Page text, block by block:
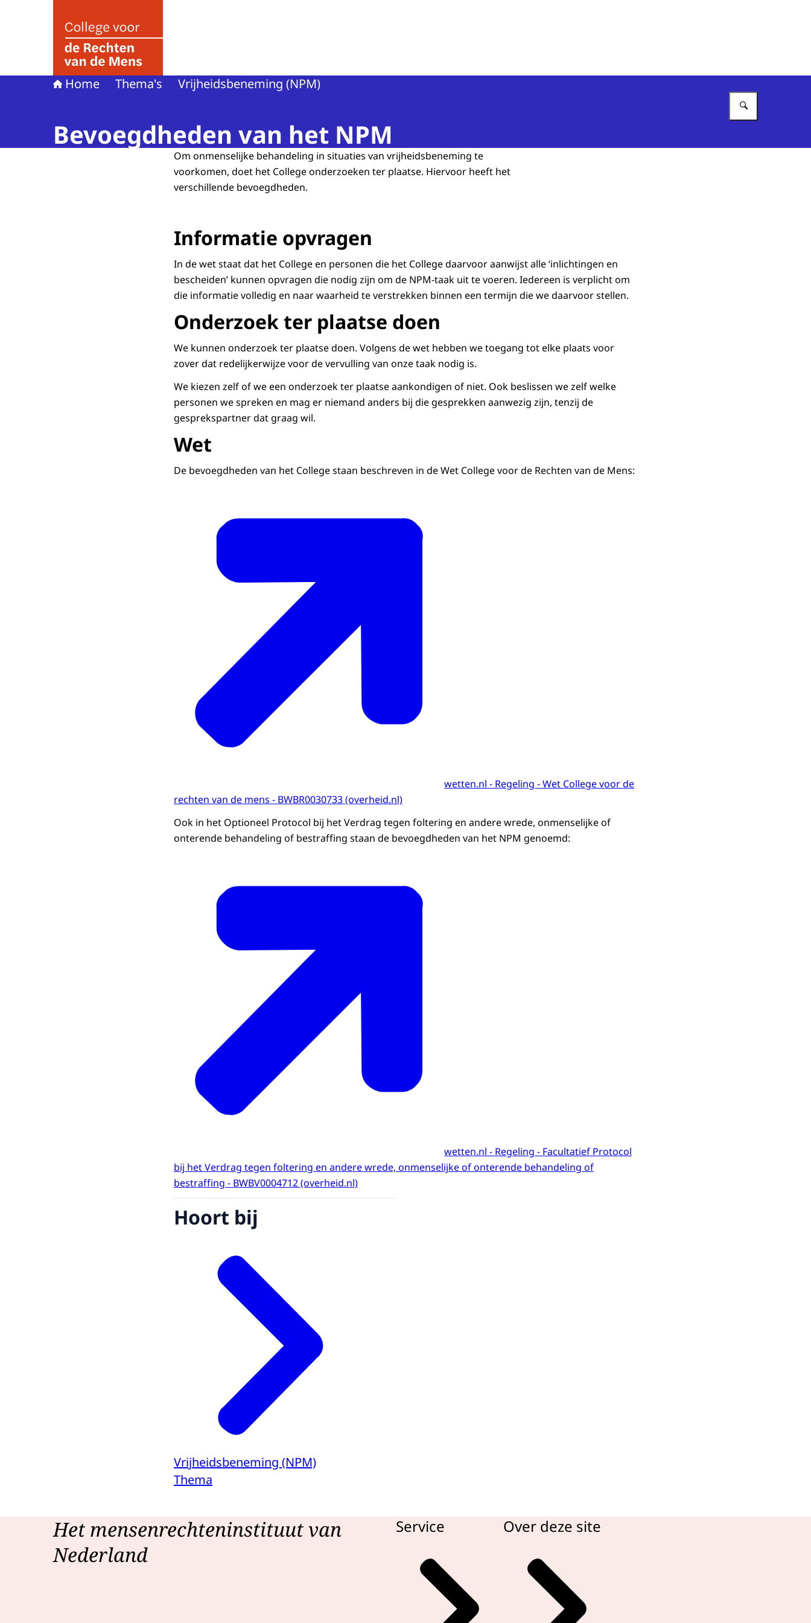
Home Thema's Vrijheidsbeneming (NPM)
Bevoegdheden van het NPM
Om onmenselijke behandeling in situaties van vrijheidsbeneming te
voorkomen, doet het College onderzoeken ter plaatse. Hiervoor heeft het
verschillende bevoegdheden.
Informatie opvragen
In de wet staat dat het College en personen die het College daarvoor aanwijst alle ‘inlichtingen en
bescheiden’ kunnen opvragen die nodig zijn om de NPM-taak uit te voeren. Iedereen is verplicht om
die informatie volledig en naar waarheid te verstrekken binnen een termijn die we daarvoor stellen.
Onderzoek ter plaatse doen
We kunnen onderzoek ter plaatse doen. Volgens de wet hebben we toegang tot elke plaats voor
zover dat redelijkerwijze voor de vervulling van onze taak nodig is.
We kiezen zelf of we een onderzoek ter plaatse aankondigen of niet. Ook beslissen we zelf welke
personen we spreken en mag er niemand anders bij die gesprekken aanwezig zijn, tenzij de
gesprekspartner dat graag wil.
Wet
De bevoegdheden van het College staan beschreven in de Wet College voor de Rechten van de Mens:
wetten.nl - Regeling - Wet College voor de
rechten van de mens - BWBR0030733 (overheid.nl)
Ook in het Optioneel Protocol bij het Verdrag tegen foltering en andere wrede, onmenselijke of
onterende behandeling of bestraffing staan de bevoegdheden van het NPM genoemd:
wetten.nl - Regeling - Facultatief Protocol
bij het Verdrag tegen foltering en andere wrede, onmenselijke of onterende behandeling of
bestraffing - BWBV0004712 (overheid.nl)
Hoort bij
Vrijheidsbeneming (NPM)
Thema
Het mensenrechteninstituut van
Nederland
Service Over deze site